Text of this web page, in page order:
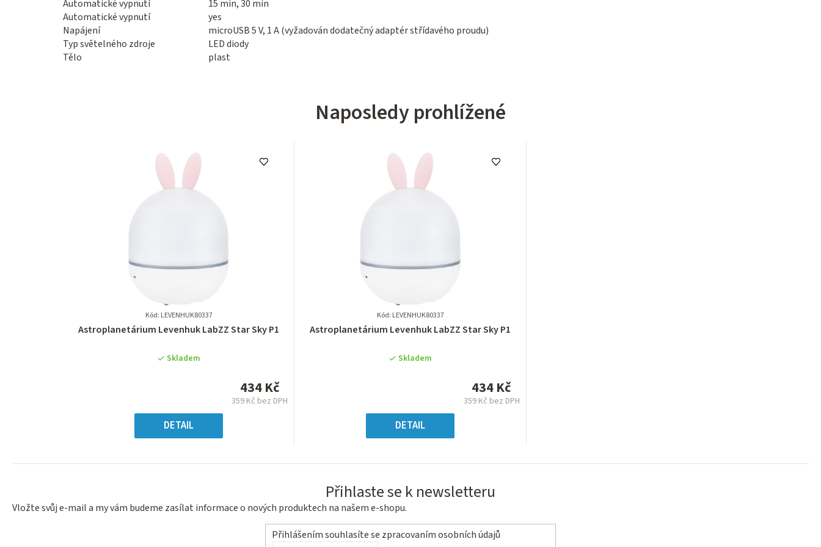
Automatické vypnutí
15 min, 30 min
Automatické vypnutí
yes
Napájení
microUSB 5 V, 1 A (vyžadován dodatečný adaptér střídavého proudu)
Typ světelného zdroje
LED diody
Tělo
plast
Naposledy prohlížené
Kód: LEVENHUK80337
Průměrné
produktu
5
hvězdiček.
Astroplanetárium Levenhuk LabZZ Star Sky P1
Skladem
434 Kč
359 Kč bez DPH
DETAIL
Kód: LEVENHUK80337
Průměrné
produktu
5
hvězdiček.
Astroplanetárium Levenhuk LabZZ Star Sky P1
Skladem
434 Kč
359 Kč bez DPH
DETAIL
Přihlaste se k newsletteru
Vložte svůj e-mail a my vám budeme zasílat informace o nových produktech na našem e-shopu.
Přihlášením souhlasíte se zpracovaním osobních údajů